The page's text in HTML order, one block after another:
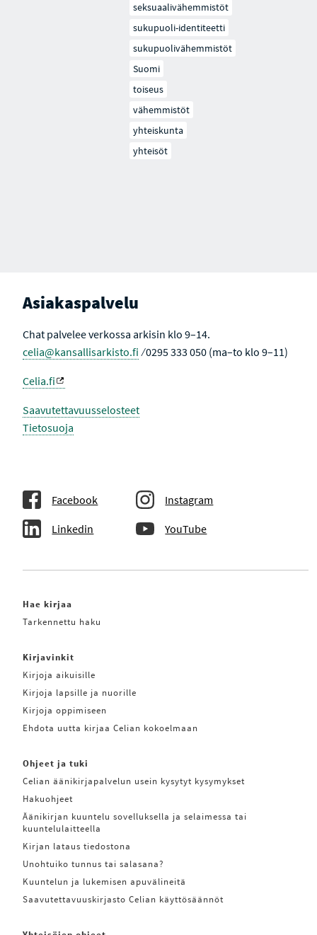
seksuaalivähemmistöt
sukupuoli-identiteetti
sukupuolivähemmistöt
Suomi
toiseus
vähemmistöt
yhteiskunta
yhteisöt
Asiakaspalvelu
Chat palvelee verkossa arkisin klo 9–14.
celia@kansallisarkisto.fi ⁄ 0295 333 050 (ma–to klo 9–11)
Celia.fi
Saavutettavuusselosteet
Tietosuoja
Facebook Instagram
Linkedin YouTube
Hae kirjaa
Tarkennettu haku
Kirjavinkit
Kirjoja aikuisille
Kirjoja lapsille ja nuorille
Kirjoja oppimiseen
Ehdota uutta kirjaa Celian kokoelmaan
Ohjeet ja tuki
Celian äänikirjapalvelun usein kysytyt kysymykset
Hakuohjeet
Äänikirjan kuuntelu sovelluksella ja selaimessa tai
kuuntelulaitteella
Kirjan lataus tiedostona
Unohtuiko tunnus tai salasana?
Kuuntelun ja lukemisen apuvälineitä
Saavutettavuuskirjasto Celian käyttösäännöt